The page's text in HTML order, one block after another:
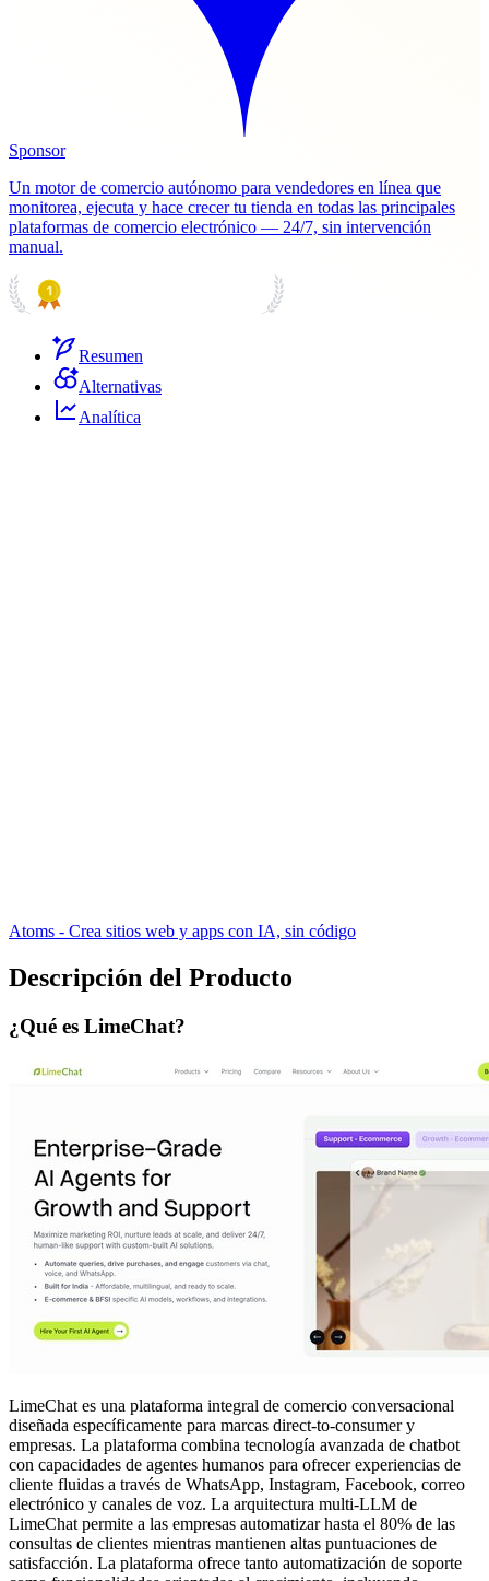
Sponsor
Un motor de comercio autónomo para vendedores en línea que
monitorea, ejecuta y hace crecer tu tienda en todas las principales
plataformas de comercio electrónico — 24/7, sin intervención
manual.
Resumen
Alternativas
Analítica
Atoms - Crea sitios web y apps con IA, sin código
Descripción del Producto
¿Qué es LimeChat?
LimeChat es una plataforma integral de comercio conversacional
diseñada específicamente para marcas direct-to-consumer y
empresas. La plataforma combina tecnología avanzada de chatbot
con capacidades de agentes humanos para ofrecer experiencias de
cliente fluidas a través de WhatsApp, Instagram, Facebook, correo
electrónico y canales de voz. La arquitectura multi-LLM de
LimeChat permite a las empresas automatizar hasta el 80% de las
consultas de clientes mientras mantienen altas puntuaciones de
satisfacción. La plataforma ofrece tanto automatización de soporte